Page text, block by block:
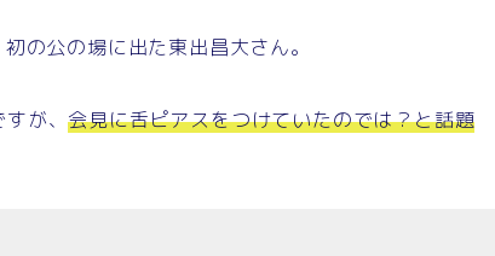
の公の場に出た東出昌大さん。
すが、会見に舌ピアスをつけていたのでは？と話題